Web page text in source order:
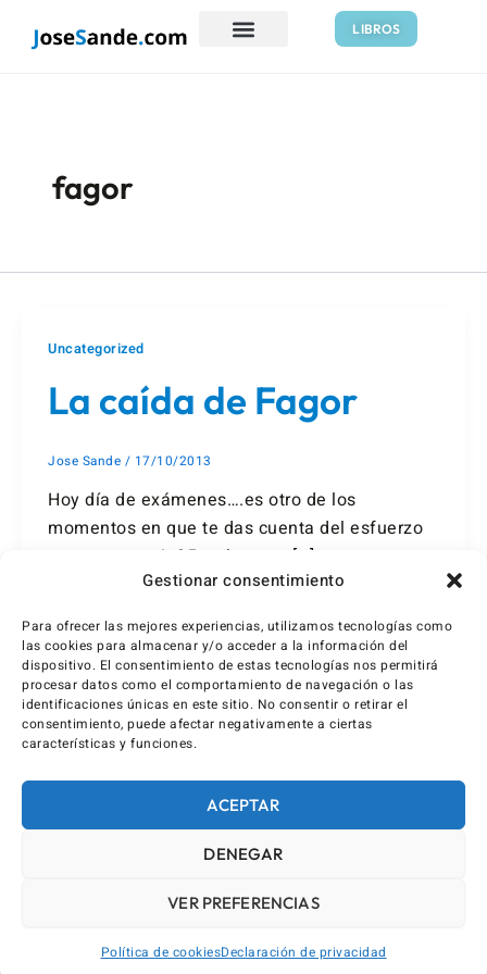
Gestionar consentimiento
Para ofrecer las mejores experiencias, utilizamos tecnologías como
las cookies para almacenar y/o acceder a la información del
dispositivo. El consentimiento de estas tecnologías nos permitirá
procesar datos como el comportamiento de navegación o las
identificaciones únicas en este sitio. No consentir o retirar el
consentimiento, puede afectar negativamente a ciertas
características y funciones.
ACEPTAR
DENEGAR
VER PREFERENCIAS
Política de cookiesDeclaración de privacidad
LIBROS
fagor
Uncategorized
La caída de Fagor
Jose Sande / 17/10/2013
Hoy día de exámenes….es otro de los
momentos en que te das cuenta del esfuerzo
que es corregir 35 exámenes […]